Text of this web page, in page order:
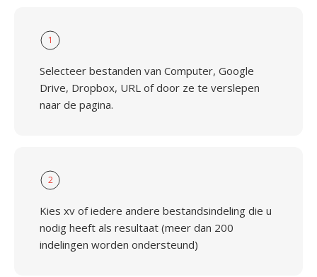
1
Selecteer bestanden van Computer, Google
Drive, Dropbox, URL of door ze te verslepen
naar de pagina.
2
Kies xv of iedere andere bestandsindeling die u
nodig heeft als resultaat (meer dan 200
indelingen worden ondersteund)